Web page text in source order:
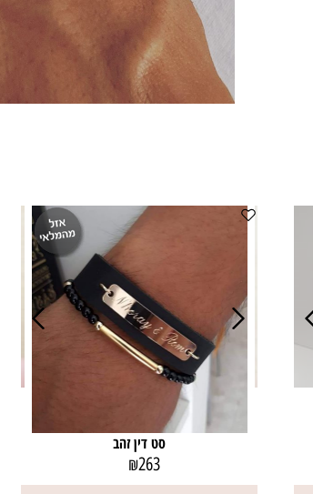
סט דין זהב
₪263